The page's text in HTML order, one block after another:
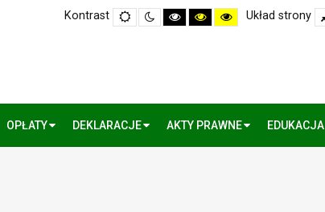
Kontrast
Default
mode
Night
mode
High
Contrast
High
Contrast
High
Contrast
Układ strony
OPŁATY DEKLARACJE AKTY PRAWNE EDUKACJA